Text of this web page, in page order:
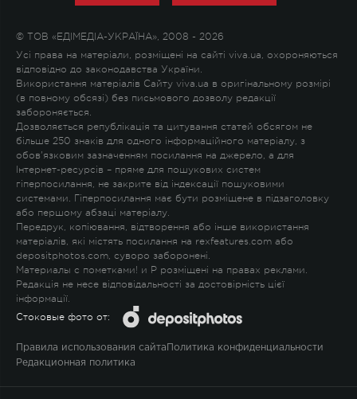
© ТОВ «ЕДІМЕДІА-УКРАЇНА», 2008 - 2026
Усі права на матеріали, розміщені на сайті viva.ua, охороняються
відповідно до законодавства України.
Використання матеріалів Сайту viva.ua в оригінальному розмірі
(в повному обсязі) без письмового дозволу редакції
забороняється.
Дозволяється републікація та цитування статей обсягом не
більше 250 знаків для одного інформаційного матеріалу, з
обов'язковим зазначенням посилання на джерело, а для
Інтернет-ресурсів – пряме для пошукових систем
гіперпосилання, не закрите від індексації пошуковими
системами. Гіперпосилання має бути розміщене в підзаголовку
або першому абзаці матеріалу.
Передрук, копіювання, відтворення або інше використання
матеріалів, які містять посилання на rexfeatures.com або
depositphotos.com, суворо заборонені.
Материалы с пометками! и P розміщені на правах реклами.
Редакція не несе відповідальності за достовірність цієї
інформації.
Стоковые фото от:
Правила использования сайта Политика конфиденциальности
Редакционная политика